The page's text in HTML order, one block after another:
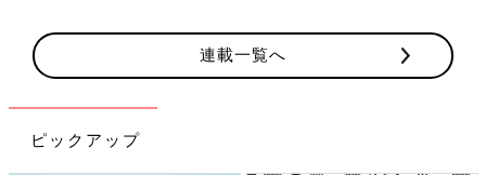
連載一覧へ
ピックアップ